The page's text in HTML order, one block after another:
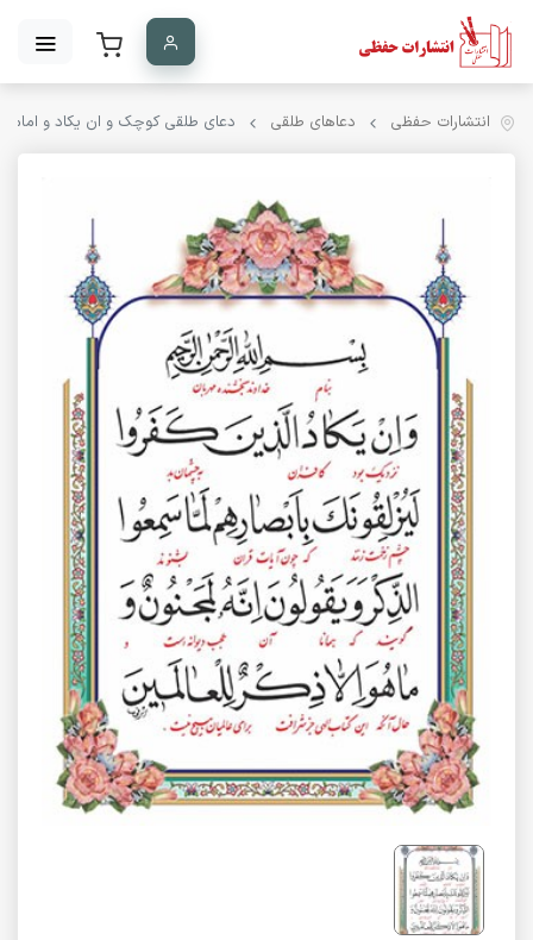
انتشارات حفظی دعاهای طلقی دعای طلقی کوچک و ان یکاد و امام